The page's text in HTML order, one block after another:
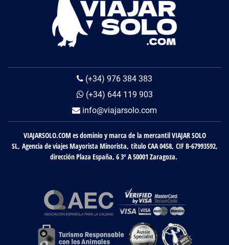
(+34) 976 384 383
(+34) 644 119 903
info@viajarsolo.com
VIAJARSOLO.COM es dominio y marca de la mercantil VIAJAR SOLO
SL, Agencia de viajes Mayorista Minorista, título CAA 0458, CIF B-67993592,
dirección Plaza España, 6 3º A 50001 Zaragoza.